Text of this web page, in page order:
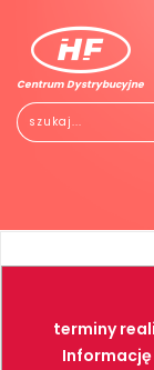
Centrum Dystrybucyjne
NARZĘDZIA
FARBY
terminy
Informację